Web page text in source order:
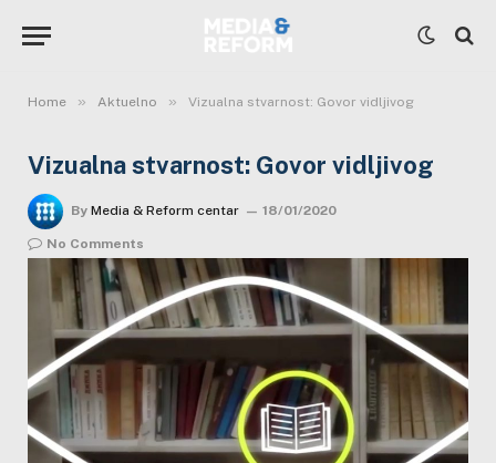
Home » Aktuelno » Vizualna stvarnost: Govor vidljivog
Vizualna stvarnost: Govor vidljivog
By Media & Reform centar 18/01/2020
No Comments